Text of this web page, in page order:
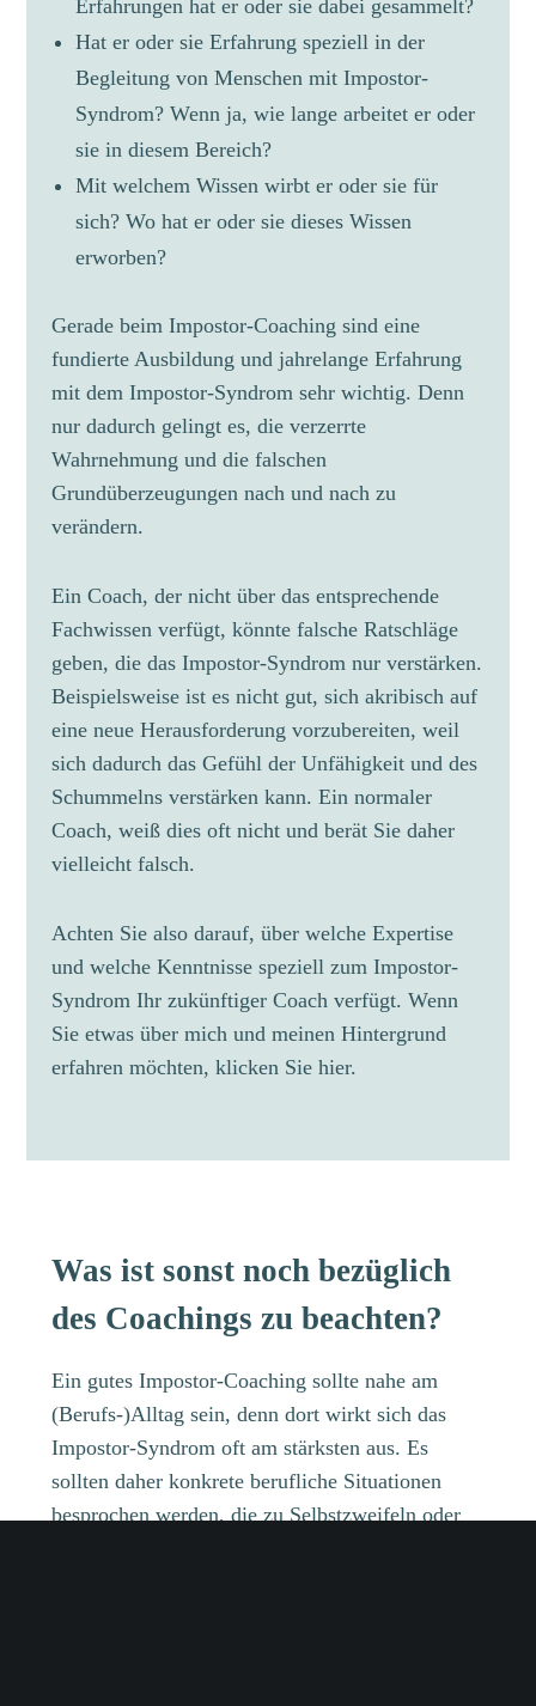
Erfahrungen hat er oder sie dabei gesammelt?
Hat er oder sie Erfahrung speziell in der
Begleitung von Menschen mit Impostor-
Syndrom? Wenn ja, wie lange arbeitet er oder
sie in diesem Bereich?
Mit welchem Wissen wirbt er oder sie für
sich? Wo hat er oder sie dieses Wissen
erworben?
Gerade beim Impostor-Coaching sind eine
fundierte Ausbildung und jahrelange Erfahrung
mit dem Impostor-Syndrom sehr wichtig. Denn
nur dadurch gelingt es, die verzerrte
Wahrnehmung und die falschen
Grundüberzeugungen nach und nach zu
verändern.
Ein Coach, der nicht über das entsprechende
Fachwissen verfügt, könnte falsche Ratschläge
geben, die das Impostor-Syndrom nur verstärken.
Beispielsweise ist es nicht gut, sich akribisch auf
eine neue Herausforderung vorzubereiten, weil
sich dadurch das Gefühl der Unfähigkeit und des
Schummelns verstärken kann. Ein normaler
Coach, weiß dies oft nicht und berät Sie daher
vielleicht falsch.
Achten Sie also darauf, über welche Expertise
und welche Kenntnisse speziell zum Impostor-
Syndrom Ihr zukünftiger Coach verfügt. Wenn
Sie etwas über mich und meinen Hintergrund
erfahren möchten, klicken Sie hier.
Was ist sonst noch bezüglich
des Coachings zu beachten?
Ein gutes Impostor-Coaching sollte nahe am
(Berufs-)Alltag sein, denn dort wirkt sich das
Impostor-Syndrom oft am stärksten aus. Es
sollten daher konkrete berufliche Situationen
besprochen werden, die zu Selbstzweifeln oder